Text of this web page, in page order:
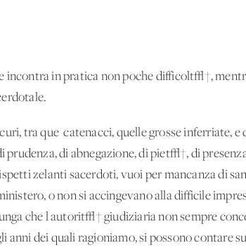
incontra in pratica non poche difficolt√†,
tra que' catenacci, quelle grosse inferriate, e
di abnegazione, di piet√†, di
zelanti sacerdoti, vuoi per mancanza di
o non si accingevano alla difficile
che l'autorit√† giudiziaria non sempre
anni dei quali ragioniamo, si possono contare